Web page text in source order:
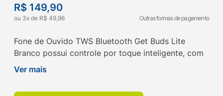
R$ 149,90
ou 3x de R$ 49,96 Outras formas de pagamento
Fone de Ouvido TWS Bluetooth Get Buds Lite
Branco possui controle por toque inteligente, com
ligação automática e emparelhamento. Compre na
Ver mais